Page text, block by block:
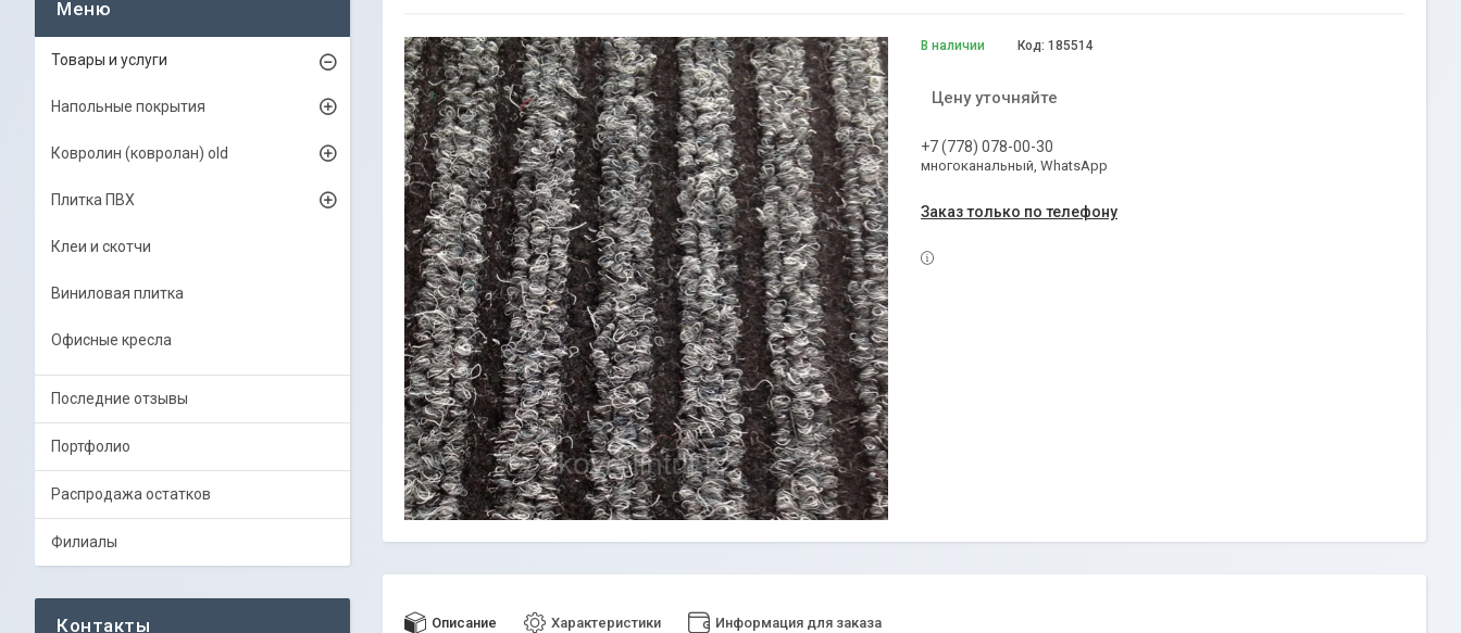
В наличии Код: 185514
Цену уточняйте
+7 (778) 078-00-30
многоканальный, WhatsApp
Заказ только по телефону
Описание Характеристики Информация для заказа
Товары и услуги
Напольные покрытия
Ковролин (ковролан) old
Плитка ПВХ
Клеи и скотчи
Виниловая плитка
Офисные кресла
Последние отзывы
Портфолио
Распродажа остатков
Филиалы